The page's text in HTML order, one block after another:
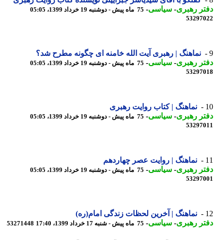
رهبری- سیاسی-75 ماه پیش - دوشنبه 19 خرداد 1399، 05:05
نماهنگ | رهبری آیت الله خامنه ای چگونه مطرح شد؟
رهبری- سیاسی-75 ماه پیش - دوشنبه 19 خرداد 1399، 05:05
نماهنگ | کتاب روایت رهبری
رهبری- سیاسی-75 ماه پیش - دوشنبه 19 خرداد 1399، 05:05
نماهنگ | روایت عصر چهاردهم
رهبری- سیاسی-75 ماه پیش - دوشنبه 19 خرداد 1399، 05:05
نماهنگ | آخرین لحظات زندگی امام(ره)
رهبری- سیاسی-75 ماه پیش - شنبه 17 خرداد 1399، 17:40 53271448